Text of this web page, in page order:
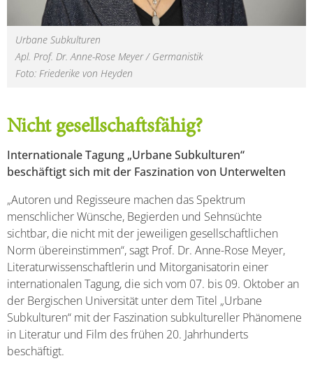
Urbane Subkulturen
Apl. Prof. Dr. Anne-Rose Meyer / Germanistik
Foto: Friederike von Heyden
Nicht gesellschaftsfähig?
Internationale Tagung „Urbane Subkulturen“
beschäftigt sich mit der Faszination von Unterwelten
„Autoren und Regisseure machen das Spektrum
menschlicher Wünsche, Begierden und Sehnsüchte
sichtbar, die nicht mit der jeweiligen gesellschaftlichen
Norm übereinstimmen“, sagt Prof. Dr. Anne-Rose Meyer,
Literaturwissenschaftlerin und Mitorganisatorin einer
internationalen Tagung, die sich vom 07. bis 09. Oktober an
der Bergischen Universität unter dem Titel „Urbane
Subkulturen“ mit der Faszination subkultureller Phänomene
in Literatur und Film des frühen 20. Jahrhunderts
beschäftigt.